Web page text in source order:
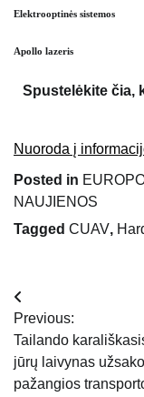
Elektrooptinės sistemos
Apollo lazeris
Spustelėkite čia,
Nuoroda į
Posted in
NAUJIENOS
Tagged CUAV,
Navigacija
tarp
įrašų
Previous:
Tailando
jūrų laivynas
pažangios